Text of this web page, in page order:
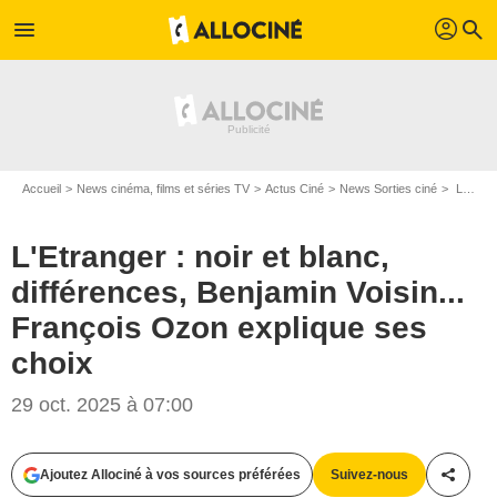
menu profil search
Accueil News cinéma, films et séries TV Actus Ciné News Sorties ciné L'Etranger : noir et blanc, différences, Benjamin Voisin... François Ozon explique ses choix
L'Etranger : noir et blanc,
différences, Benjamin Voisin...
François Ozon explique ses
choix
29 oct. 2025 à 07:00
Ajoutez Allociné à vos sources préférées Suivez-nous